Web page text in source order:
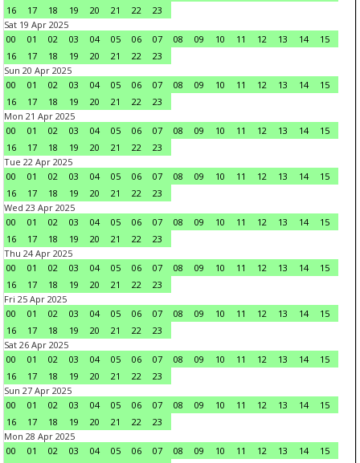
16
17 18 19 20 21 22
23
Sat 19 Apr 2025
00
01 02 03 04 05 06 07 08 09 10 11 12 13 14
15
16
17 18 19 20 21 22
23
Sun 20 Apr 2025
00
01 02 03 04 05 06 07 08 09 10 11 12 13 14
15
16
17 18 19 20 21 22
23
Mon 21 Apr 2025
00
01 02 03 04 05 06 07 08 09 10 11 12 13 14
15
16
17 18 19 20 21 22
23
Tue 22 Apr 2025
00
01 02 03 04 05 06 07 08 09 10 11 12 13 14
15
16
17 18 19 20 21 22
23
Wed 23 Apr 2025
00
01 02 03 04 05 06 07 08 09 10 11 12 13 14
15
16
17 18 19 20 21 22
23
Thu 24 Apr 2025
00
01 02 03 04 05 06 07 08 09 10 11 12 13 14
15
16
17 18 19 20 21 22
23
Fri 25 Apr 2025
00
01 02 03 04 05 06 07 08 09 10 11 12 13 14
15
16
17 18 19 20 21 22
23
Sat 26 Apr 2025
00
01 02 03 04 05 06 07 08 09 10 11 12 13 14
15
16
17 18 19 20 21 22
23
Sun 27 Apr 2025
00
01 02 03 04 05 06 07 08 09 10 11 12 13 14
15
16
17 18 19 20 21 22
23
Mon 28 Apr 2025
00
01 02 03 04 05 06 07 08 09 10 11 12 13 14
15